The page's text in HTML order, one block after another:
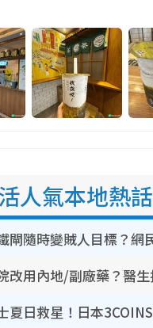
人氣本地熱話